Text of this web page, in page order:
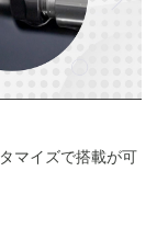
マイズで搭載が可